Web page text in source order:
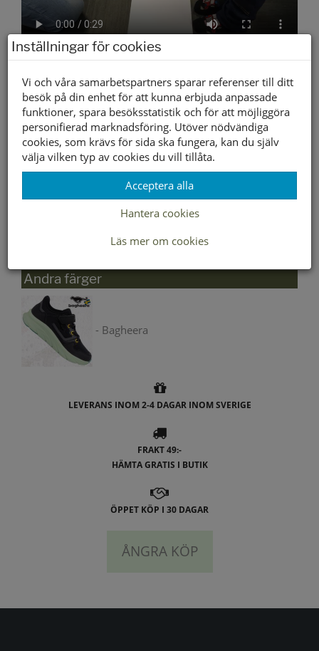
Välj storlek först
Lagerstatus per butik
Butik
28 29 30 31 32 33 34
35
Andra färger
- Bagheera
LEVERANS INOM 2-4 DAGAR INOM SVERIGE
FRAKT 49:-
HÄMTA GRATIS I BUTIK
ÖPPET KÖP I 30 DAGAR
ÅNGRA KÖP
Inställningar för cookies
Vi och våra samarbetspartners sparar referenser till ditt
besök på din enhet för att kunna erbjuda anpassade
funktioner, spara besöksstatistik och för att möjliggöra
personifierad marknadsföring. Utöver nödvändiga
cookies, som krävs för sida ska fungera, kan du själv
välja vilken typ av cookies du vill tillåta.
Acceptera alla
Hantera cookies
Läs mer om cookies